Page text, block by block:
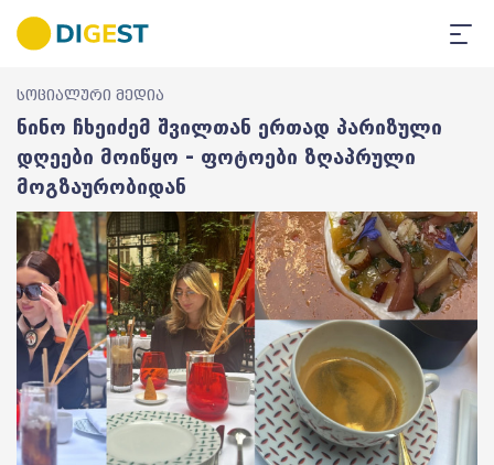
სოციალური მედია
ნინო ჩხეიძემ შვილთან ერთად პარიზული
დღეები მოიწყო - ფოტოები ზღაპრული
მოგზაურობიდან